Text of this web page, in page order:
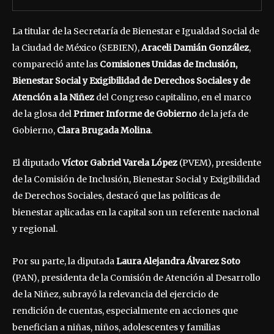
La titular de la Secretaría de Bienestar e Igualdad Social de
la Ciudad de México (SEBIEN),Araceli Damián González,
compareció ante las Comisiones Unidas de Inclusión,
Bienestar Social y Exigibilidad de Derechos Sociales y de
Atención a la Niñez del Congreso capitalino, en el marco
de la glosa delPrimer Informe de Gobierno de la jefa de
Gobierno, Clara Brugada Molina.
El diputadoVíctor Gabriel Varela López (PVEM), presidente
de la Comisión de Inclusión, Bienestar Social y Exigibilidad
de Derechos Sociales, destacó que las políticas de
bienestar aplicadas en la capital son un referente nacional
y regional.
Por su parte, la diputadaLaura Alejandra Álvarez Soto
(PAN), presidenta de la Comisión de Atención al Desarrollo
de la Niñez, subrayó la relevancia del ejercicio de
rendición de cuentas, especialmente en acciones que
benefician a niñas, niños, adolescentes y familias